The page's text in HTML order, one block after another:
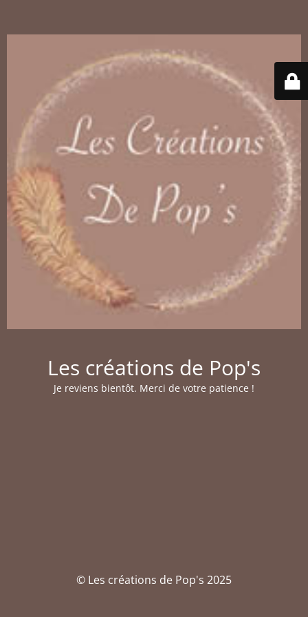
Les créations de Pop's
Je reviens bientôt. Merci de votre patience !
© Les créations de Pop's 2025